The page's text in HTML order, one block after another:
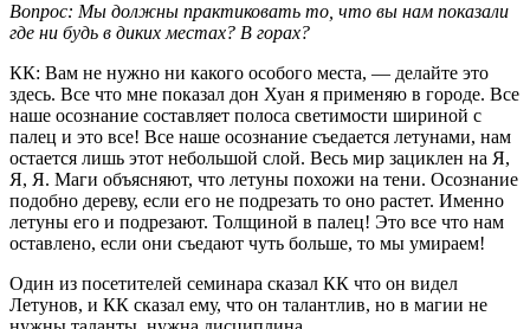
Вопрос: Мы должны практиковать то, что вы нам показали
где ни будь в диких местах? В горах?
КК: Вам не нужно ни какого особого места, — делайте это
здесь. Все что мне показал дон Хуан я применяю в городе. Все
наше осознание составляет полоса светимости шириной с
палец и это все! Все наше осознание съедается летунами, нам
остается лишь этот небольшой слой. Весь мир зациклен на Я,
Я, Я. Маги объясняют, что летуны похожи на тени. Осознание
подобно дереву, если его не подрезать то оно растет. Именно
летуны его и подрезают. Толщиной в палец! Это все что нам
оставлено, если они съедают чуть больше, то мы умираем!
Один из посетителей семинара сказал КК что он видел
Летунов, и КК сказал ему, что он талантлив, но в магии не